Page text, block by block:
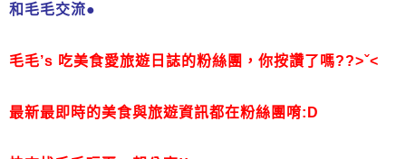
和毛毛交流●
毛毛’s 吃美食愛旅遊日誌的粉絲團， 你按讚了嗎??>ˇ<
最新最即時的美食與旅遊資訊都在粉絲團唷:D